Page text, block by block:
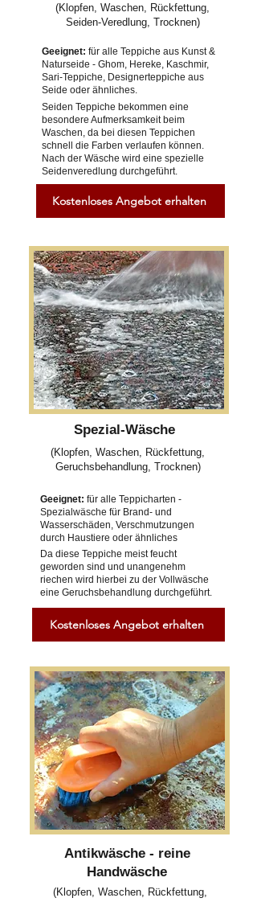
(Klopfen, Waschen, Rückfettung,
Seiden-Veredlung, Trocknen)
Geeignet: für alle Teppiche aus Kunst &
Naturseide - Ghom, Hereke, Kaschmir,
Sari-Teppiche, Designerteppiche aus
Seide oder ähnliches.
Seiden Teppiche bekommen eine
besondere Aufmerksamkeit beim
Waschen, da bei diesen Teppichen
schnell die Farben verlaufen können.
Nach der Wäsche wird eine spezielle
Seidenveredlung durchgeführt.
Kostenloses Angebot erhalten
Spezial-Wäsche
(Klopfen, Waschen, Rückfettung,
Geruchsbehandlung, Trocknen)
Geeignet: für alle Teppicharten -
Spezialwäsche für Brand- und
Wasserschäden, Verschmutzungen
durch Haustiere oder ähnliches
Da diese Teppiche meist feucht
geworden sind und unangenehm
riechen wird hierbei zu der Vollwäsche
eine Geruchsbehandlung durchgeführt.
Kostenloses Angebot erhalten
Antikwäsche - reine
Handwäsche
(Klopfen, Waschen, Rückfettung,